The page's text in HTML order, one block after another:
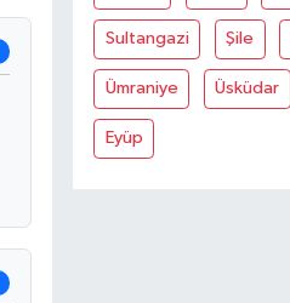
Sultangazi Şile
Ümraniye Üsküdar
Eyüp